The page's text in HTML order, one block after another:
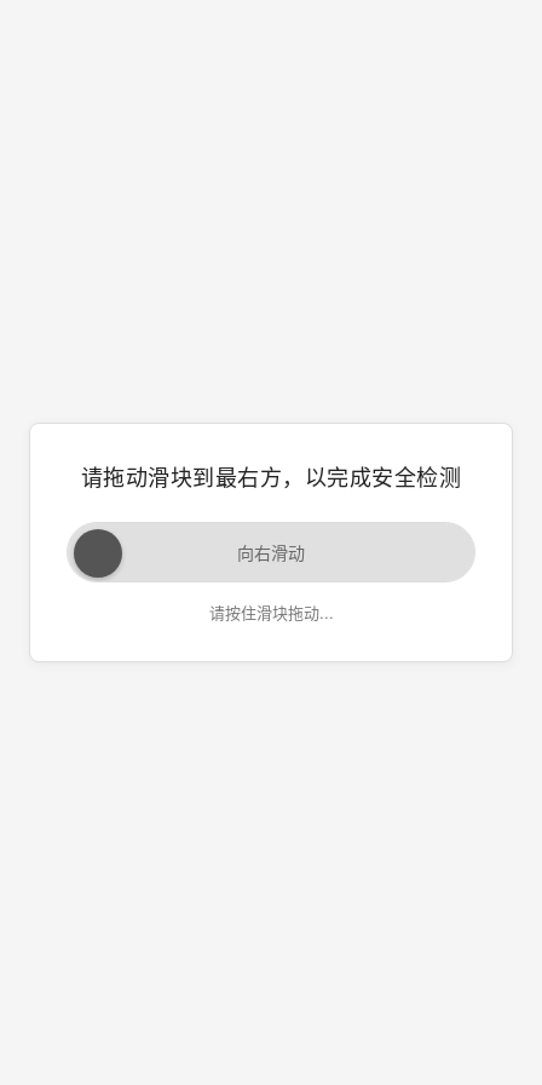
请拖动滑块到最右方，以完成安全检测
向右滑动
请按住滑块拖动...